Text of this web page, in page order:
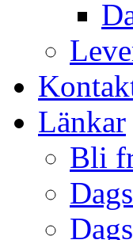
Länkar
Bli